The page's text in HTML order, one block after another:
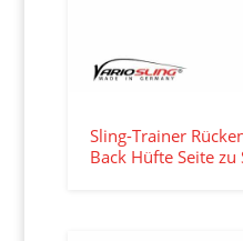
Sling-Trainer
Back Hüfte Seite